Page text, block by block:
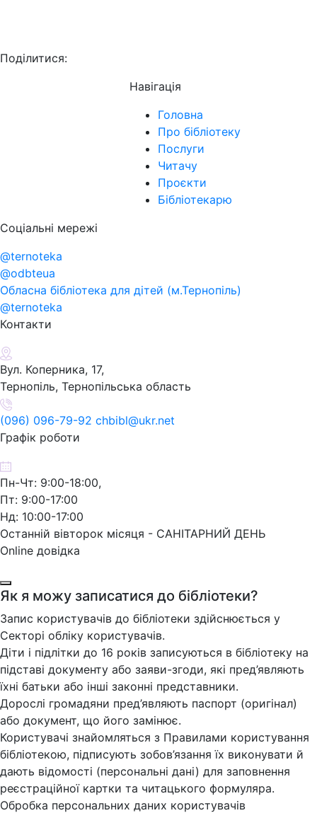
Поділитися:
Навігація
Головна
Про бібліотеку
Послуги
Читачу
Проєкти
Бібліотекарю
Соціальні мережі
@ternoteka
@odbteua
Обласна бібліотека для дітей (м.Тернопіль)
@ternoteka
Контакти
Вул. Коперника, 17,
Тернопіль, Тернопільська область
(096) 096-79-92 chbibl@ukr.net
Графік роботи
Пн-Чт: 9:00-18:00,
Пт: 9:00-17:00
Нд: 10:00-17:00
Останній вівторок місяця - САНІТАРНИЙ ДЕНЬ
Online довідка
Як я можу записатися до бібліотеки?
Запис користувачів до бібліотеки здійснюється у
Секторі обліку користувачів.
Діти і підлітки до 16 років записуються в бібліотеку на
підставі документу або заяви-згоди, які пред’являють
їхні батьки або інші законні представники.
Дорослі громадяни пред’являють паспорт (оригінал)
або документ, що його замінює.
Користувачі знайомляться з Правилами користування
бібліотекою, підписують зобов’язання їх виконувати й
дають відомості (персональні дані) для заповнення
реєстраційної картки та читацького формуляра.
Обробка персональних даних користувачів